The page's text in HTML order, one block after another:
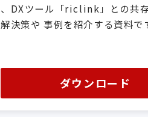
、DXツール「riclink」との共
解決策や 事例を紹介する資料で
ダウンロード